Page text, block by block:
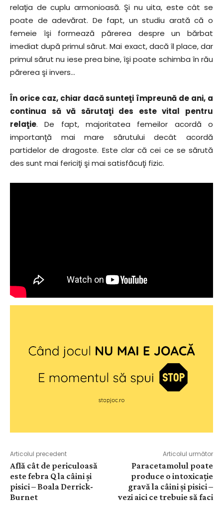
relaţia de cuplu armonioasă. Şi nu uita, este cât se
poate de adevărat. De fapt, un studiu arată că o
femeie îşi formează părerea despre un bărbat
imediat după primul sărut. Mai exact, dacă îl place, dar
primul sărut nu iese prea bine, îşi poate schimba în rău
părerea şi invers…
În orice caz, chiar dacă sunteţi împreună de ani, a
continua să vă sărutaţi des este vital pentru
relaţie. De fapt, majoritatea femeilor acordă o
importanţă mai mare sărutului decât acordă
partidelor de dragoste. Este clar că cei ce se sărută
des sunt mai fericiţi şi mai satisfăcuţi fizic.
Articolul precedent
Află cât de periculoasă
este febra Q la câini și
pisici – Boala Derrick-
Burnet
Articolul următor
Paracetamolul poate
produce o intoxicație
gravă la câini și pisici –
vezi aici ce trebuie să faci